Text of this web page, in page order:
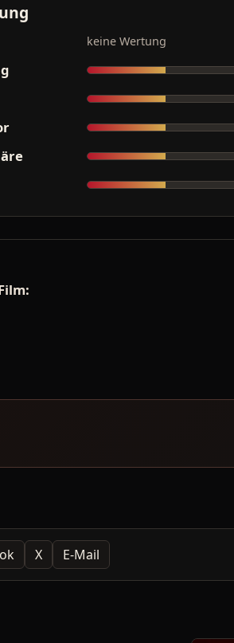
keine Wertung
X E-Mail